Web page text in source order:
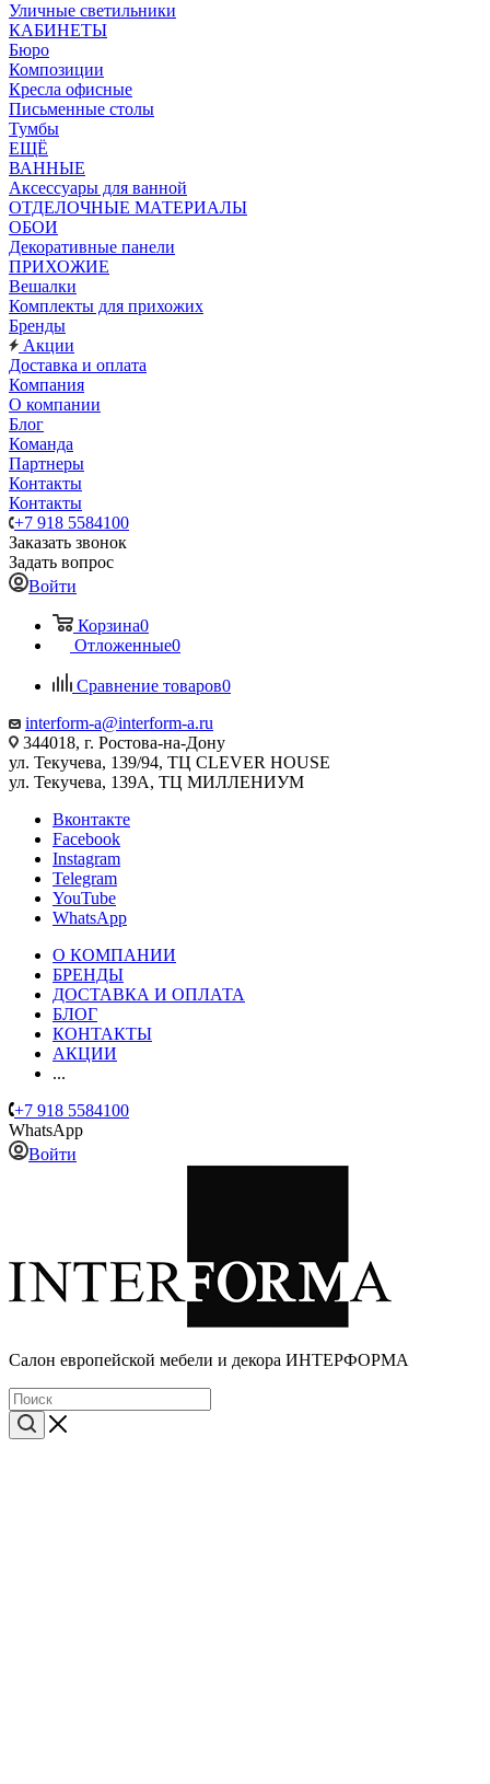
Уличные светильники
КАБИНЕТЫ
Бюро
Композиции
Кресла офисные
Письменные столы
Тумбы
ЕЩЁ
ВАННЫЕ
Аксессуары для ванной
ОТДЕЛОЧНЫЕ МАТЕРИАЛЫ
ОБОИ
Декоративные панели
ПРИХОЖИЕ
Вешалки
Комплекты для прихожих
Бренды
Акции
Доставка и оплата
Компания
О компании
Блог
Команда
Партнеры
Контакты
Контакты
+7 918 5584100
Заказать звонок
Задать вопрос
Войти
Корзина0
Отложенные0
Сравнение товаров0
interform-a@interform-a.ru
344018, г. Ростова-на-Дону
ул. Текучева, 139/94, ТЦ CLEVER HOUSE
ул. Текучева, 139А, ТЦ МИЛЛЕНИУМ
Вконтакте
Facebook
Instagram
Telegram
YouTube
WhatsApp
О КОМПАНИИ
БРЕНДЫ
ДОСТАВКА И ОПЛАТА
БЛОГ
КОНТАКТЫ
АКЦИИ
...
+7 918 5584100
WhatsApp
Войти
Cалон европейской мебели и декора ИНТЕРФОРМА